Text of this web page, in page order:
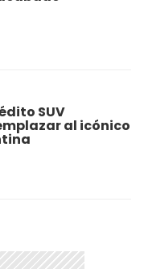
SUV
al icónico